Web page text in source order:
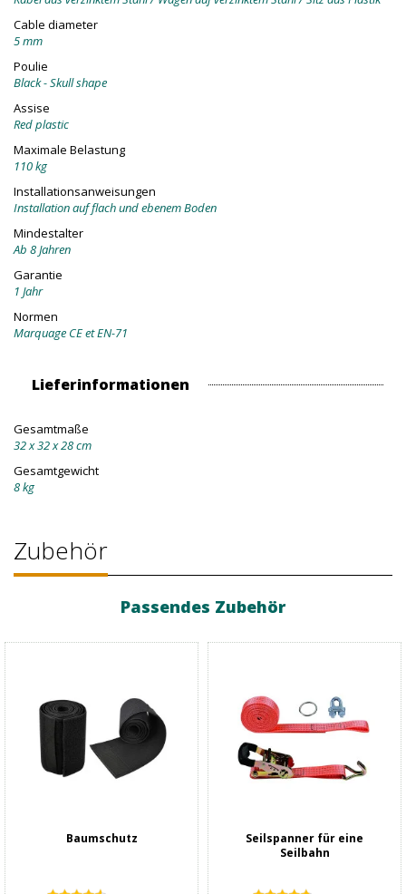
Cable diameter
5 mm
Poulie
Black - Skull shape
Assise
Red plastic
Maximale Belastung
110 kg
Installationsanweisungen
Installation auf flach und ebenem Boden
Mindestalter
Ab 8 Jahren
Garantie
1 Jahr
Normen
Marquage CE et EN-71
Lieferinformationen
Gesamtmaße
32 x 32 x 28 cm
Gesamtgewicht
8 kg
Zubehör
Passendes Zubehör
Baumschutz
Seilspanner für eine
Seilbahn